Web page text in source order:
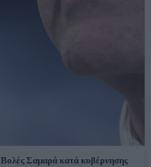
Βολές Σαμαρά κατά κυβέρνησης